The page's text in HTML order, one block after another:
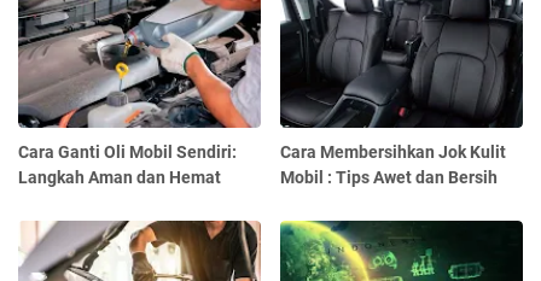
Cara Ganti Oli Mobil Sendiri:
Langkah Aman dan Hemat
Cara Membersihkan Jok Kulit
Mobil : Tips Awet dan Bersih